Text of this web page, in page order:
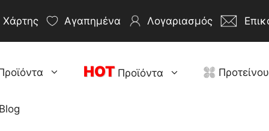
Χάρτης Αγαπημένα Λογαριασμός
HOT Προϊόντα
Blog